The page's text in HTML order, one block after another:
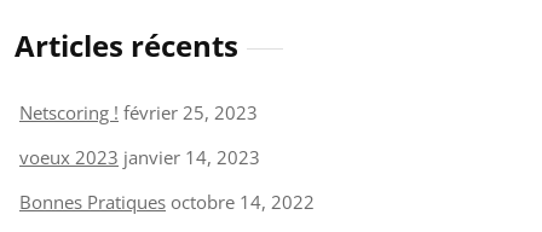
Articles récents
Netscoring ! février 25, 2023
voeux 2023 janvier 14, 2023
Bonnes Pratiques octobre 14, 2022